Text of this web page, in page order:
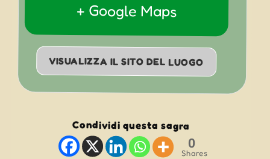
+ Google Maps
VISUALIZZA IL SITO DEL LUOGO
Condividi questa sagra
0
Shares